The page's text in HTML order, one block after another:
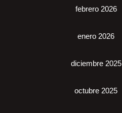
febrero 2026
enero 2026
diciembre 2025
octubre 2025